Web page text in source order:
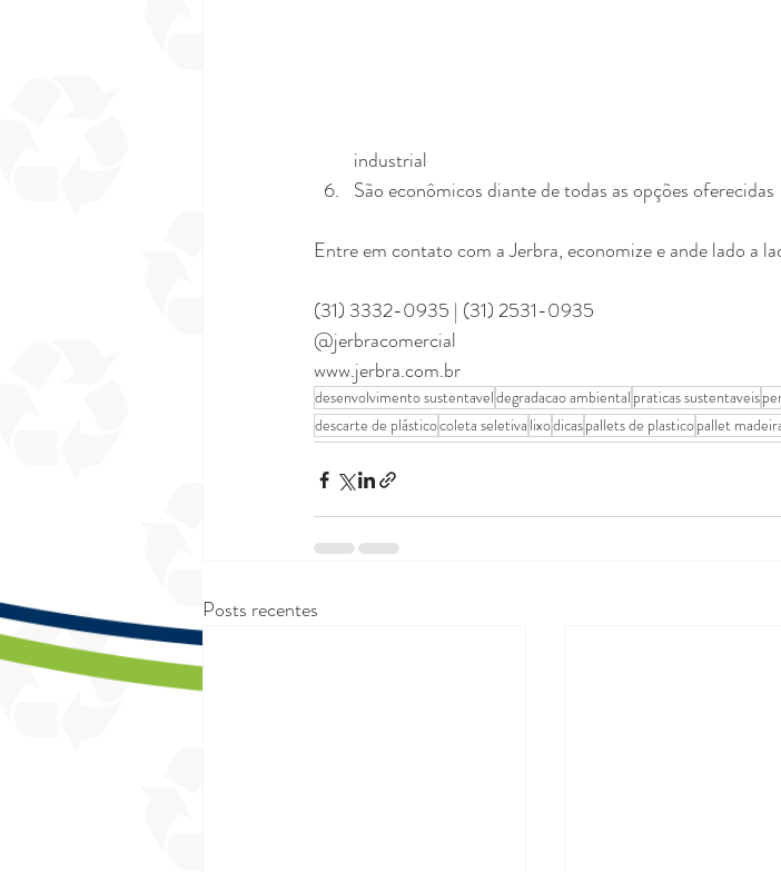
industrial
São econômicos diante de todas as opções oferecidas
Entre em contato com a Jerbra, economize e ande lado a
(31) 3332-0935 | (31) 2531-0935
@jerbracomercial
www.jerbra.com.br
desenvolvimento sustentaveldegradacao ambiental praticas sustentaveis
descarte de plásticocoleta seletiva lixodicaspallets de plasticopallet
Posts recentes